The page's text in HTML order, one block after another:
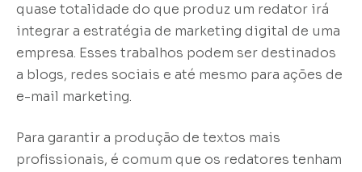
quase totalidade do que produz um redator irá
integrar a estratégia de marketing digital de uma
empresa. Esses trabalhos podem ser destinados
a blogs, redes sociais e até mesmo para ações de
e-mail marketing.
Para garantir a produção de textos mais
profissionais, é comum que os redatores tenham